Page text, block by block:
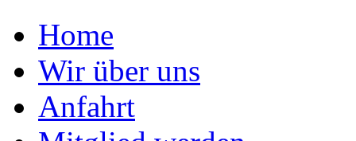
Home
Wir über uns
Anfahrt